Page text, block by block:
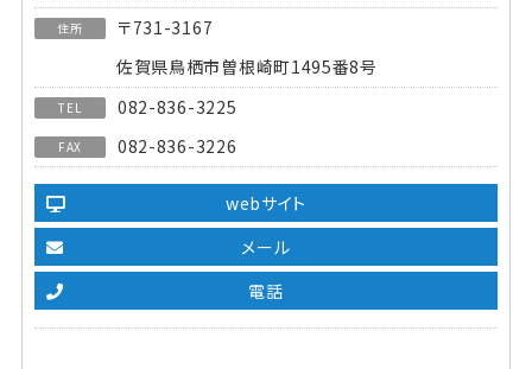
住所
〒731-3167
佐賀県鳥栖市曽根崎町1495番8号
TEL 082-836-3225
FAX 082-836-3226
webサイト
メール
電話